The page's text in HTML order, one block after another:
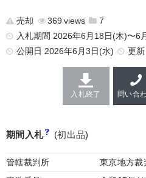
売却 369
7
入札期間 2026年6月18日(木)〜6
公開日 2026年6月3日(水) 更新
入札終了 問い合
期間入札 (初出品)
管轄裁判所
東京地方裁